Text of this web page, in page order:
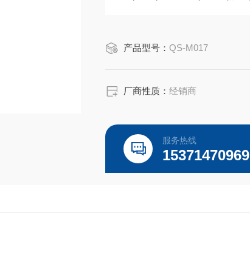
产品型号：QS-M017
厂商性质：经销商
服务热线
15371470969